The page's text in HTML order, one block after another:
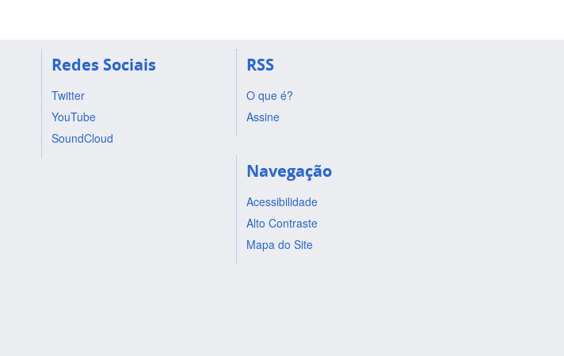
Redes Sociais
Twitter
YouTube
SoundCloud
RSS
O que é?
Assine
Navegação
Acessibilidade
Alto Contraste
Mapa do Site